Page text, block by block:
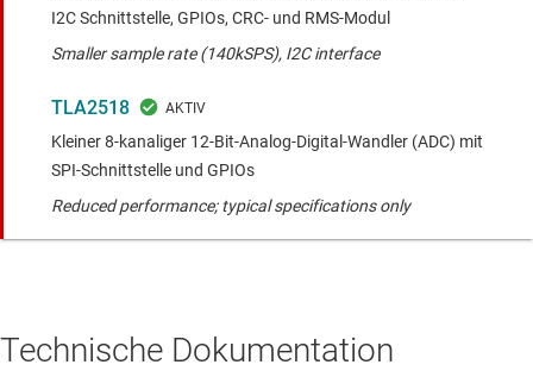
I2C Schnittstelle, GPIOs, CRC- und RMS-Modul
Smaller sample rate (140kSPS), I2C interface
TLA2518
Kleiner 8-kanaliger 12-Bit-Analog-Digital-Wandler (ADC) mit
SPI-Schnittstelle und GPIOs
Reduced performance; typical specifications only
Technische Dokumentation